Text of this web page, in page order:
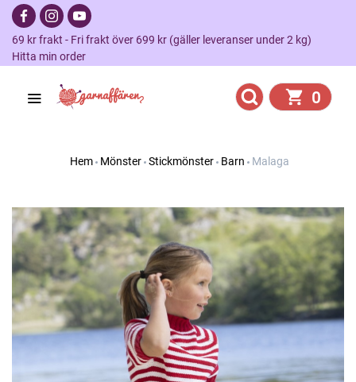
69 kr frakt - Fri frakt över 699 kr (gäller leveranser under 2 kg)
Hitta min order
0
Hem Mönster Stickmönster Barn Malaga